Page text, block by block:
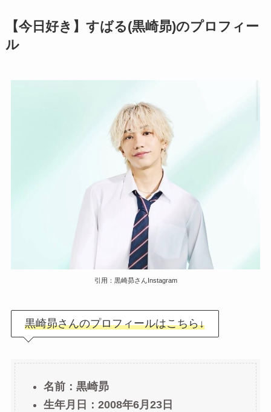
【今日好き】すばる(黒崎昴)のプロフィー
ル
引用：黒崎昴さんInstagram
黒崎昴さんのプロフィールはこちら↓
名前：黒崎昴
生年月日： 2008年6月23日